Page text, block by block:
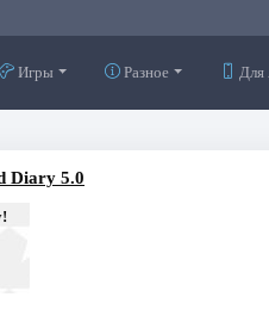
Игры Разное Для
Diary 5.0